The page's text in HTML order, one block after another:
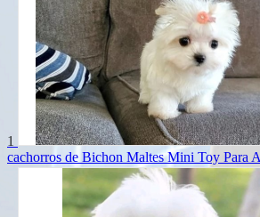
1
cachorros de Bichon Maltes Mini Toy Para